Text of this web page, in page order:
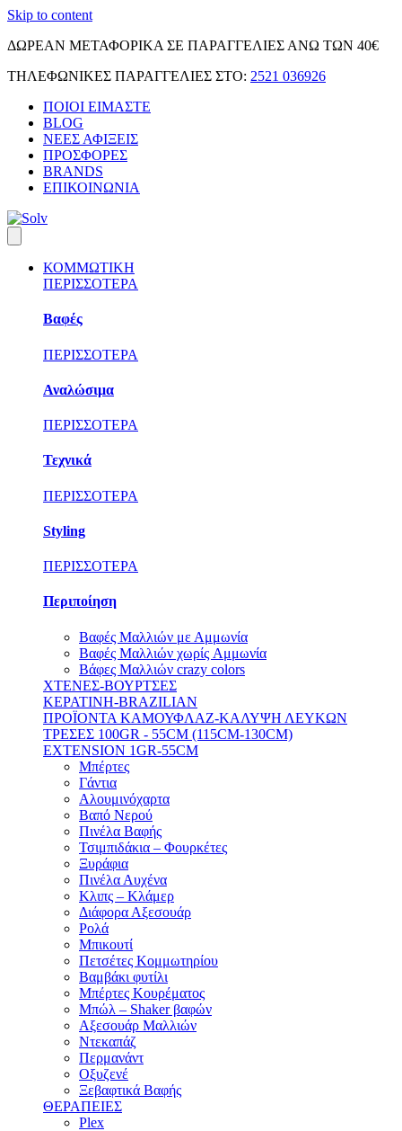
Skip to content
ΔΩΡΕΑΝ ΜΕΤΑΦΟΡΙΚΑ ΣΕ ΠΑΡΑΓΓΕΛΙΕΣ ΑΝΩ ΤΩΝ 40€
ΤΗΛΕΦΩΝΙΚΕΣ ΠΑΡΑΓΓΕΛΙΕΣ ΣΤΟ: 2521 036926
ΠΟΙΟΙ ΕΙΜΑΣΤΕ
BLOG
ΝΕΕΣ ΑΦΙΞΕΙΣ
ΠΡΟΣΦΟΡΕΣ
BRANDS
ΕΠΙΚΟΙΝΩΝΙΑ
ΚΟΜΜΩΤΙΚΗ
ΠΕΡΙΣΣΟΤΕΡΑ
Βαφές
ΠΕΡΙΣΣΟΤΕΡΑ
Αναλώσιμα
ΠΕΡΙΣΣΟΤΕΡΑ
Τεχνικά
ΠΕΡΙΣΣΟΤΕΡΑ
Styling
ΠΕΡΙΣΣΟΤΕΡΑ
Περιποίηση
Βαφές Μαλλιών με Αμμωνία
Βαφές Μαλλιών χωρίς Aμμωνία
Βάφες Μαλλιών crazy colors
ΧΤΕΝΕΣ-ΒΟΥΡΤΣΕΣ
ΚΕΡΑΤΙΝΗ-BRAZILIAN
ΠΡΟΪΟΝΤΑ ΚΑΜΟΥΦΛΑΖ-ΚΑΛΥΨΗ ΛΕΥΚΩΝ
ΤΡΕΣΕΣ 100GR - 55CM (115CM-130CM)
EXTENSION 1GR-55CM
Μπέρτες
Γάντια
Αλουμινόχαρτα
Βαπό Νερού
Πινέλα Βαφής
Τσιμπιδάκια – Φουρκέτες
Ξυράφια
Πινέλα Αυχένα
Κλιπς – Κλάμερ
Διάφορα Αξεσουάρ
Ρολά
Μπικουτί
Πετσέτες Κομμωτηρίου
Βαμβάκι φυτίλι
Μπέρτες Κουρέματος
Μπώλ – Shaker βαφών
Αξεσουάρ Μαλλιών
Ντεκαπάζ
Περμανάντ
Οξυζενέ
Ξεβαφτικά Βαφής
ΘΕΡΑΠΕΙΕΣ
Plex